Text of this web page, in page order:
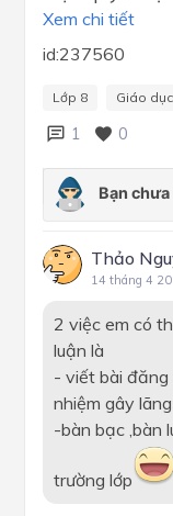
Xem chi tiết
id:237560
Lớp 8 Giáo
1 0
Thảo
14 tháng 4
2 việc em có
luận là
- viết bài đăng
nhiệm gây
-bàn bạc ,bàn
trường lớp